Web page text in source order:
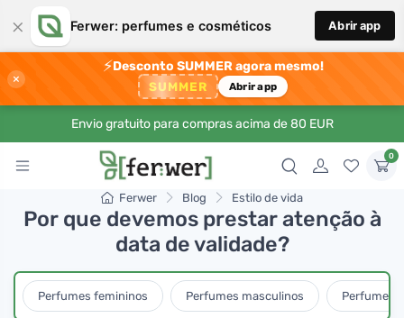
× Ferwer: perfumes e cosméticos Abrir app
×
⚡Desconto SUMMER agora mesmo!
SUMMER Abrir app
Envio gratuito para compras acima de 80 EUR
0
Ferwer Blog Estilo de vida
Por que devemos prestar atenção à
data de validade?
Perfumes femininos Perfumes masculinos Perfumes